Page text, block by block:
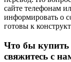
сайте телефонам
информировать о
готовы к
Что бы купить
свяжитесь с